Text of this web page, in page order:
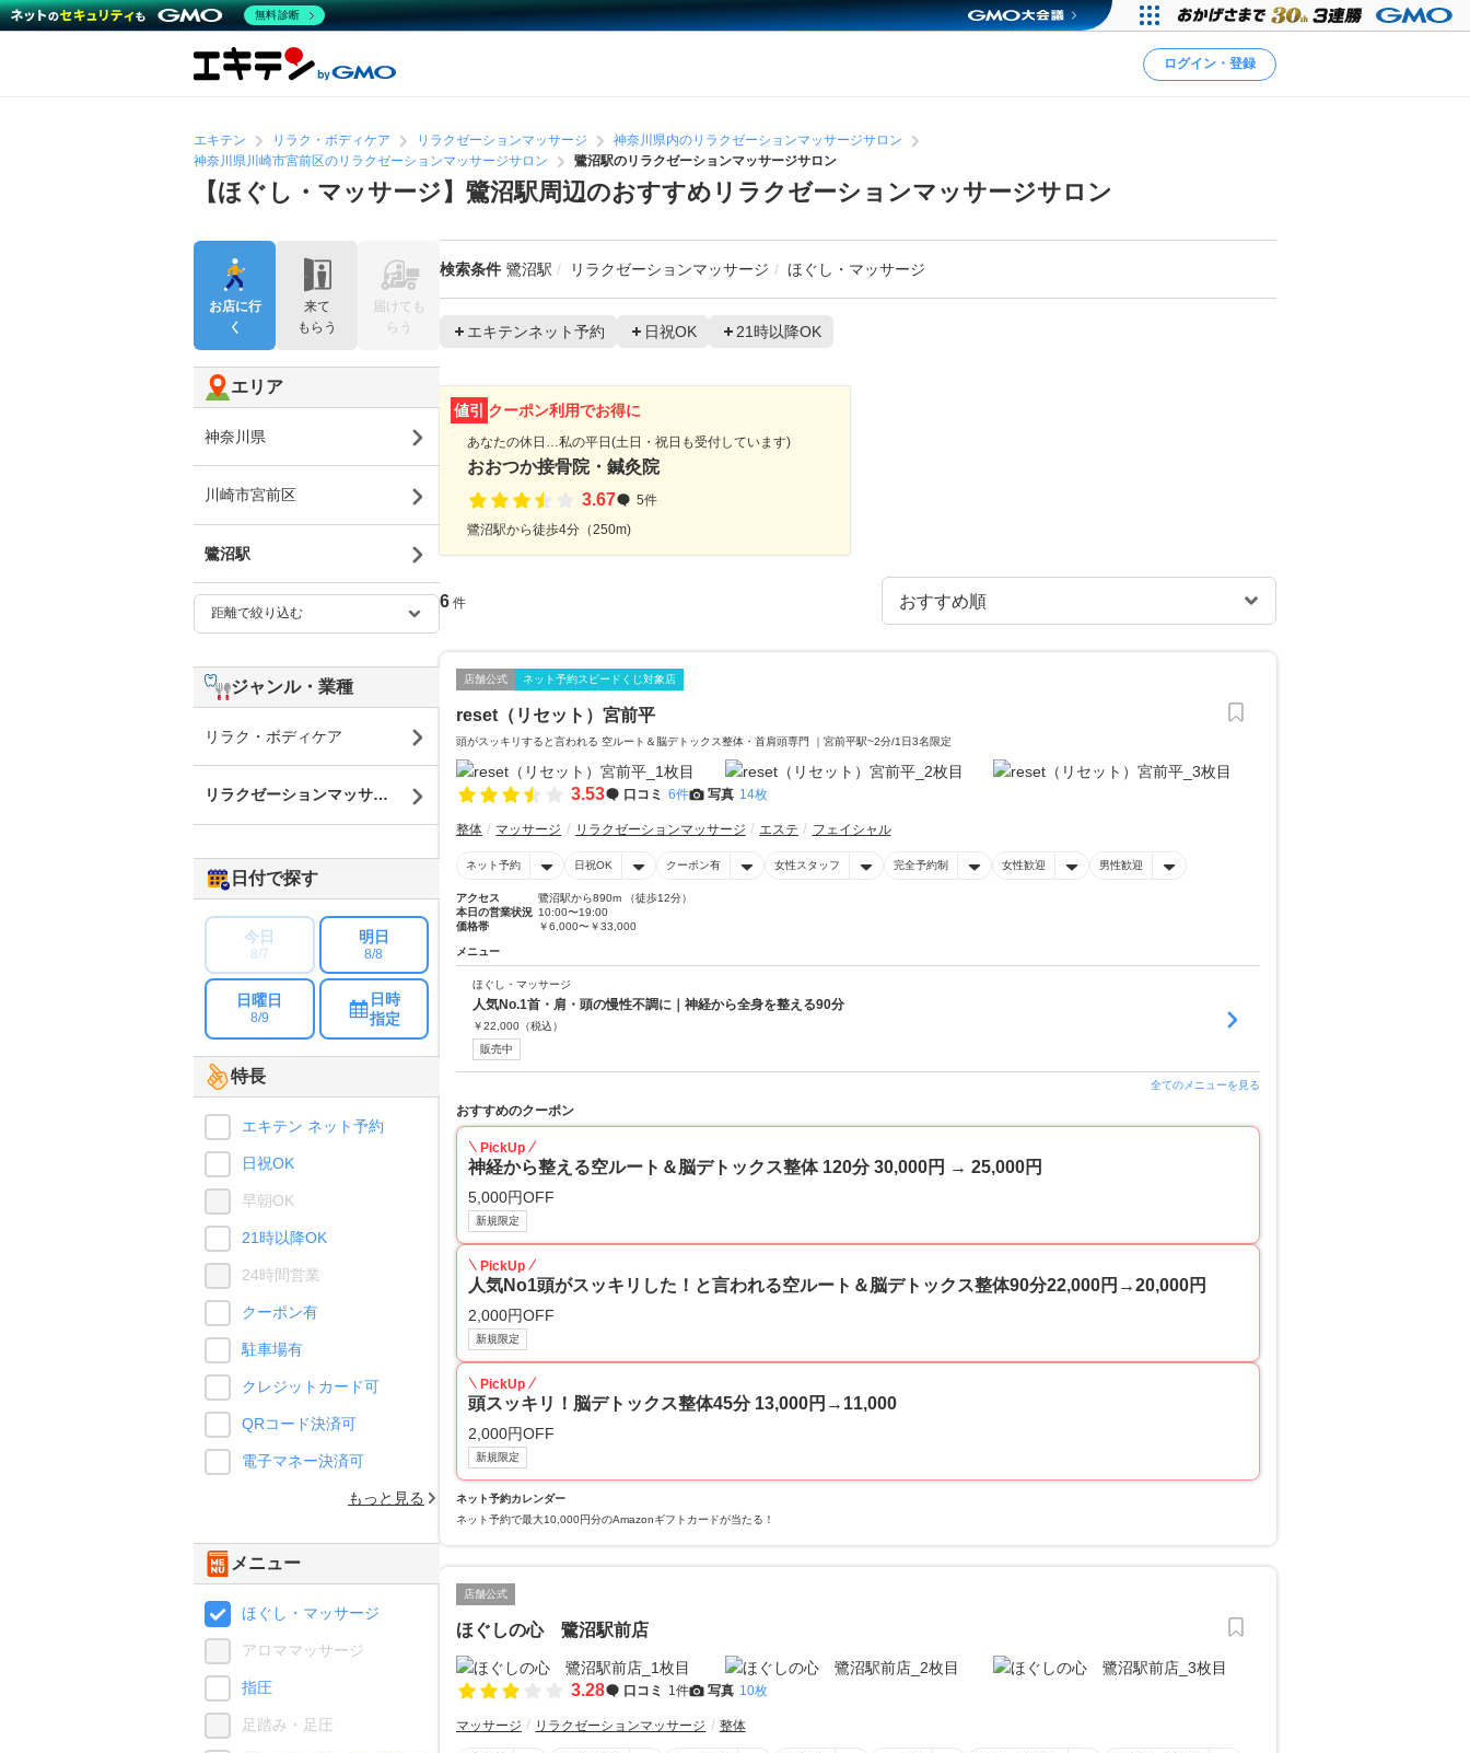
ログイン・登録
エキテン リラク・ボディケア リラクゼーションマッサージ
神奈川県内のリラクゼーションマッサージサロン
神奈川県川崎市宮前区のリラクゼーションマッサージサロン
鷺沼駅のリラクゼーションマッサージサロン
【ほぐし・マッサージ】鷺沼駅周辺のおすすめリラクゼーションマッサージサロン
検索条件 鷺沼駅 リラクゼーションマッサージ ほぐし・マッサージ
エキテンネット予約 日祝OK 21時以降OK
値引 クーポン利用でお得に
あなたの休日…私の平日(土日・祝日も受付しています)
おおつか接骨院・鍼灸院
3.67
5件
鷺沼駅から徒歩4分（250m)
6 件
店舗公式 ネット予約スピードくじ対象店
reset（リセット）宮前平
頭がスッキリすると言われる 空ルート＆脳デトックス整体・首肩頭専門 ｜宮前平駅~2分/1日3名限定
3.53 口コミ 6件 写真 14枚
整体 マッサージ リラクゼーションマッサージ エステ フェイシャル
ネット予約 日祝OK クーポン有 女性スタッフ 完全予約制 女性歓迎 男性歓迎
アクセス
鷺沼駅から890m （徒歩12分）
本日の営業状況 10:00〜19:00
価格帯
￥6,000〜￥33,000
メニュー
ほぐし・マッサージ
人気No.1首・肩・頭の慢性不調に｜神経から全身を整える90分
￥22,000 （税込）
販売中
全てのメニューを見る
おすすめのクーポン
PickUp
神経から整える空ルート＆脳デトックス整体 120分 30,000円 → 25,000円
5,000円OFF
新規限定
PickUp
人気No1頭がスッキリした！と言われる空ルート＆脳デトックス整体90分22,000円→20,000円
2,000円OFF
新規限定
PickUp
頭スッキリ！脳デトックス整体45分 13,000円→11,000
2,000円OFF
新規限定
ネット予約カレンダー
ネット予約で最大10,000円分のAmazonギフトカードが当たる！
店舗公式
ほぐしの心 鷺沼駅前店
3.28 口コミ 1件 写真 10枚
マッサージ リラクゼーションマッサージ 整体
お店に行
く
来て
もらう
届けても
らう
エリア
神奈川県
川崎市宮前区
鷺沼駅
ジャンル・業種
リラク・ボディケア
リラクゼーションマッサージ
日付で探す
今日
8/7
明日
8/8
日曜日
8/9
日時
指定
特長
エキテン ネット予約
日祝OK
早朝OK
21時以降OK
24時間営業
クーポン有
駐車場有
クレジットカード可
QRコード決済可
電子マネー決済可
もっと見る
メニュー
ほぐし・マッサージ
アロママッサージ
指圧
足踏み・足圧
無料診断